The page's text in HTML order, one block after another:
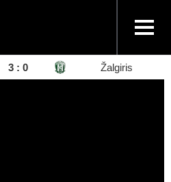
3 : 0 Žalgiris